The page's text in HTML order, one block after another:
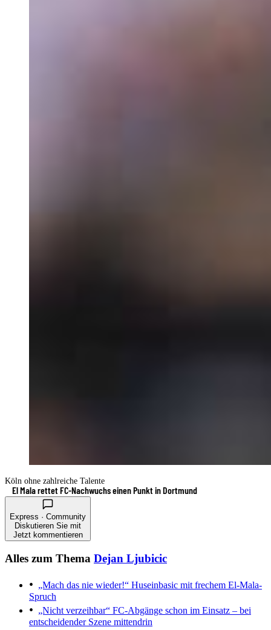
Köln ohne zahlreiche Talente
El Mala rettet FC-Nachwuchs einen Punkt in Dortmund
Express · Community
Diskutieren Sie mit
Jetzt kommentieren
Alles zum Thema Dejan Ljubicic
„Mach das nie wieder!“ Huseinbasic mit frechem El-Mala-
Spruch
„Nicht verzeihbar“ FC-Abgänge schon im Einsatz – bei
entscheidender Szene mittendrin